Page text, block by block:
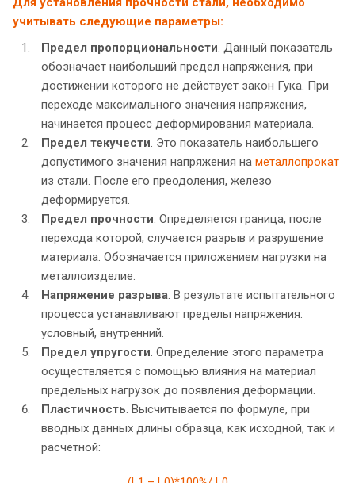
учитывать следующие параметры:
Предел пропорциональности. Данный показатель
обозначает наибольший предел напряжения, при
достижении которого не действует закон Гука. При
переходе максимального значения напряжения,
начинается процесс деформирования материала.
Предел текучести. Это показатель наибольшего
допустимого значения напряжения на металлопрокат
из стали. После его преодоления, железо
деформируется.
Предел прочности. Определяется граница, после
перехода которой, случается разрыв и разрушение
материала. Обозначается приложением нагрузки на
металлоизделие.
Напряжение разрыва. В результате испытательного
процесса устанавливают пределы напряжения:
условный, внутренний.
Предел упругости. Определение этого параметра
осуществляется с помощью влияния на материал
предельных нагрузок до появления деформации.
Пластичность. Высчитывается по формуле, при
вводных данных длины образца, как исходной, так и
расчетной: